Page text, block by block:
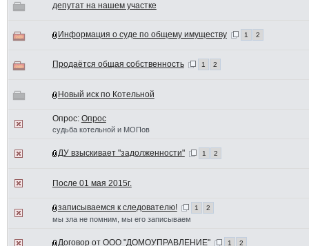
депутат на нашем участке
Информация о суде по общему имуществу 1 2
Продаётся общая собственность 1 2
Новый иск по Котельной
Опрос: Опрос
судьба котельной и МОПов
ДУ взыскивает "задолженности" 1 2
После 01 мая 2015г.
записываемся к следователю! 1 2
мы зла не помним, мы его записываем
Договор от ООО "ДОМОУПРАВЛЕНИЕ" 1 2